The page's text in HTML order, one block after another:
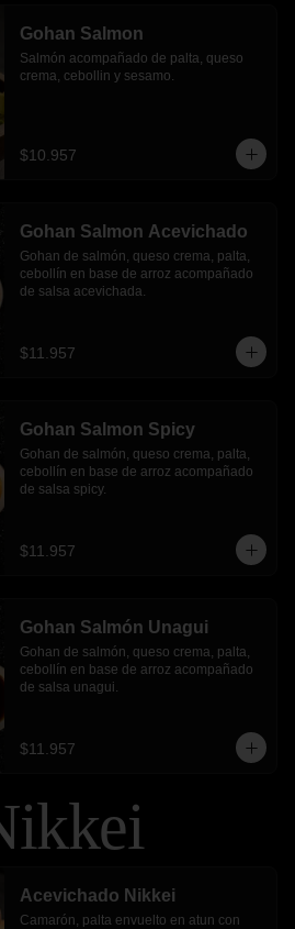
Gohan Salmon
Salmón acompañado de palta, queso
crema, cebollin y sesamo.
$10.957
Gohan Salmon Acevichado
Gohan de salmón, queso crema, palta,
cebollín en base de arroz acompañado
de salsa acevichada.
$11.957
Gohan Salmon Spicy
Gohan de salmón, queso crema, palta,
cebollín en base de arroz acompañado
de salsa spicy.
$11.957
Gohan Salmón Unagui
Gohan de salmón, queso crema, palta,
cebollín en base de arroz acompañado
de salsa unagui.
$11.957
Acevichado Nikkei
Camarón, palta envuelto en atun con